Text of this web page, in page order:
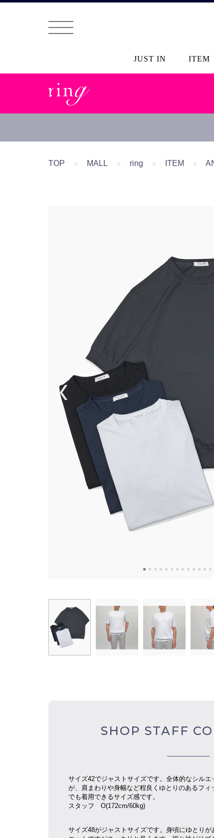
JUST IN ITEM
TOP ＞ MALL ＞ ring ＞ ITEM ＞
SHOP STAFF
サイズ42でジャストサイズです。全体的なシル
が、肩まわりや身幅など程良くゆとりのあるフィ
でも着用できるサイズ感です。
スタッフ O(172cm/60kg)
サイズ48がジャストサイズです。身頃にゆとり